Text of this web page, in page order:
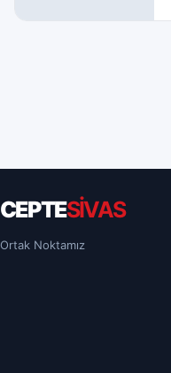
CEPTESİVAS
Ortak Noktamız